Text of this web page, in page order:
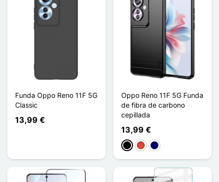
Funda Oppo Reno 11F 5G
Classic
13,99 €
Oppo Reno 11F 5G Funda
de fibra de carbono
cepillada
13,99 €
NegroRojoAzul marino